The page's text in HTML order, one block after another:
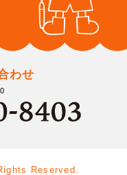
わせ
Reserved.